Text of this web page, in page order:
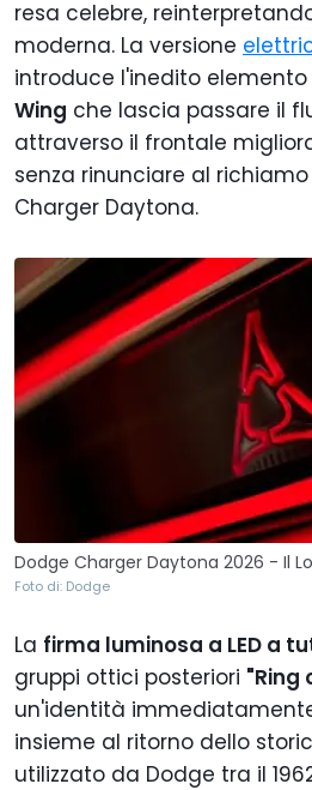
resa celebre,
moderna. La versione
introduce l'inedito elemento
Wing che lascia passare il
attraverso il frontale
senza rinunciare al
Charger Daytona.
Dodge Charger Daytona 2026 - Il
Foto di: Dodge
La firma luminosa a LED a
gruppi ottici posteriori "Ring
un'identità
insieme al ritorno dello
utilizzato da Dodge tra il